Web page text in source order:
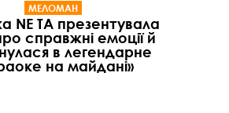
МЕЛОМАН
NE TA презентувала
справжні емоції й
в легендарне
на майдані»